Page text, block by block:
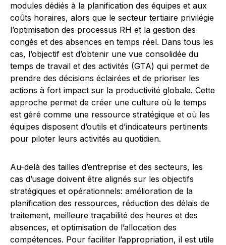
modules dédiés à la planification des équipes et aux
coûts horaires, alors que le secteur tertiaire privilégie
l’optimisation des processus RH et la gestion des
congés et des absences en temps réel. Dans tous les
cas, l’objectif est d’obtenir une vue consolidée du
temps de travail et des activités (GTA) qui permet de
prendre des décisions éclairées et de prioriser les
actions à fort impact sur la productivité globale. Cette
approche permet de créer une culture où le temps
est géré comme une ressource stratégique et où les
équipes disposent d’outils et d’indicateurs pertinents
pour piloter leurs activités au quotidien.
Au-delà des tailles d’entreprise et des secteurs, les
cas d’usage doivent être alignés sur les objectifs
stratégiques et opérationnels: amélioration de la
planification des ressources, réduction des délais de
traitement, meilleure traçabilité des heures et des
absences, et optimisation de l’allocation des
compétences. Pour faciliter l’appropriation, il est utile